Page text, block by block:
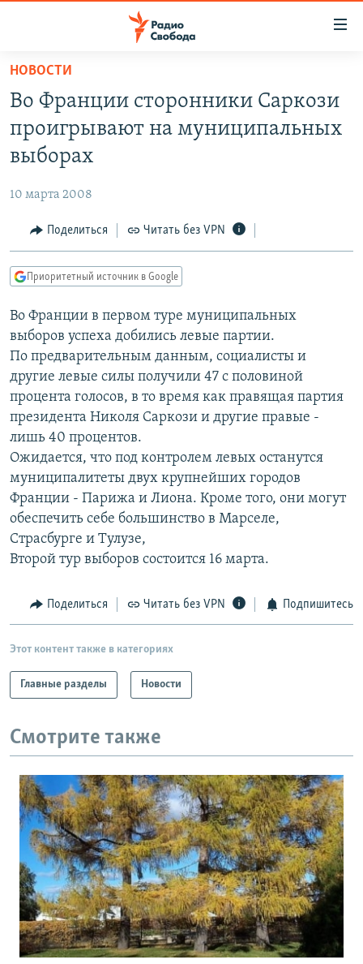
упрощенного
доступа
основному
Вернутся
Вернутся
поиску
ПОДКАСТЫ
АВТОРСКИЕ ПРОЕКТЫ
МНЕНИЯ
КУЛЬТУРА
КАВКАЗ.РЕАЛИИ
СЕВЕР.РЕАЛИИ
СИБИРЬ.РЕАЛИИ
РАСПИСАНИЕ ВЕЩАНИЯ
ПОДПИШИТЕСЬ НА РАССЫЛКУ
СОЦИАЛЬНЫЕ СЕТИ
Все сайты РСЕ/РС
НОВОСТИ
Во Франции сторонники Саркози
проигрывают на муниципальных
выборах
10 марта 2008
Поделиться Читать без VPN
Приоритетный источник в Google
Во Франции в первом туре муниципальных
выборов успеха добились левые партии.
По предварительным данным, социалисты и
другие левые силы получили 47 с половиной
процента голосов, в то время как правящая партия
президента Николя Саркози и другие правые -
лишь 40 процентов.
Ожидается, что под контролем левых останутся
муниципалитеты двух крупнейших городов
Франции - Парижа и Лиона. Кроме того, они могут
обеспечить себе большинство в Марселе,
Страсбурге и Тулузе,
Второй тур выборов состоится 16 марта.
Поделиться Читать без VPN Подпишитесь
Этот контент также в категориях
Главные разделы Новости
Смотрите также